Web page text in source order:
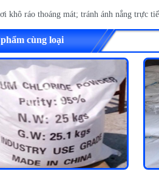
khô ráo thoáng mát; tránh ánh nắng trực
cùng loại